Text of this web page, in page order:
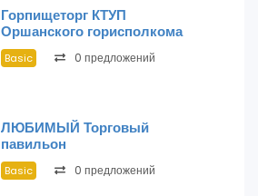
Горпищеторг КТУП
Оршанского горисполкома
Basic 0 предложений
ЛЮБИМЫЙ Торговый
павильон
Basic 0 предложений